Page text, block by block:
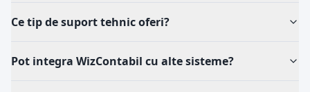
Ce tip de suport tehnic oferi?
Pot integra WizContabil cu alte sisteme?